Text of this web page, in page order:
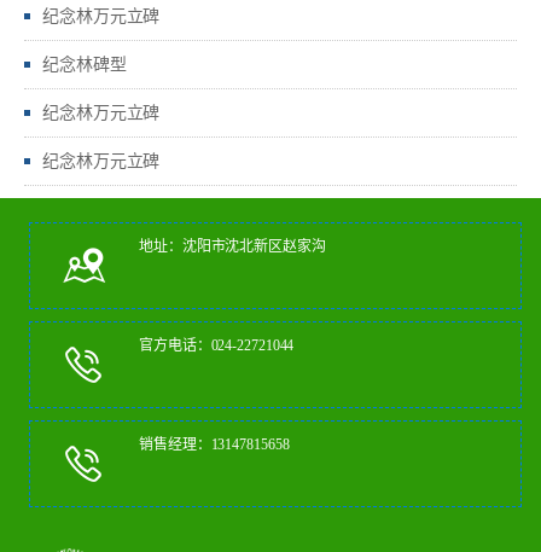
纪念林万元立碑
纪念林碑型
纪念林万元立碑
纪念林万元立碑
地址：沈阳市沈北新区赵家沟
官方电话：024-22721044
销售经理：13147815658